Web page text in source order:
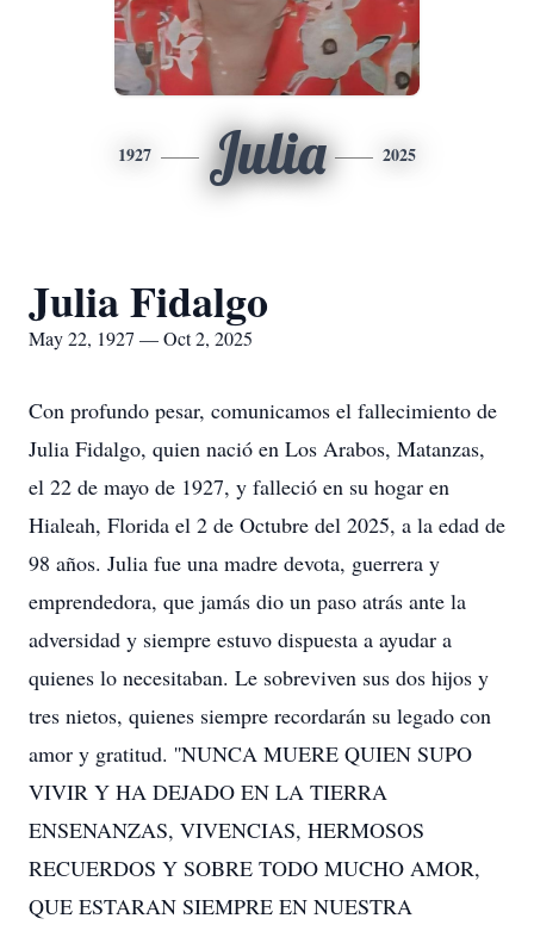
1927 Julia 2025
Julia Fidalgo
May 22, 1927 — Oct 2, 2025
Con profundo pesar, comunicamos el fallecimiento de
Julia Fidalgo, quien nació en Los Arabos, Matanzas,
el 22 de mayo de 1927, y falleció en su hogar en
Hialeah, Florida el 2 de Octubre del 2025, a la edad de
98 años. Julia fue una madre devota, guerrera y
emprendedora, que jamás dio un paso atrás ante la
adversidad y siempre estuvo dispuesta a ayudar a
quienes lo necesitaban. Le sobreviven sus dos hijos y
tres nietos, quienes siempre recordarán su legado con
amor y gratitud. ''NUNCA MUERE QUIEN SUPO
VIVIR Y HA DEJADO EN LA TIERRA
ENSENANZAS, VIVENCIAS, HERMOSOS
RECUERDOS Y SOBRE TODO MUCHO AMOR,
QUE ESTARAN SIEMPRE EN NUESTRA